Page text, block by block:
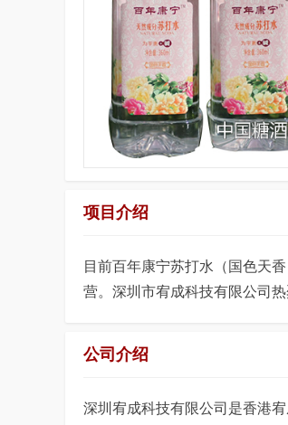
项目介绍
目前百年康宁苏打水（国色天
营。深圳市宥成科技有限公司
公司介绍
深圳宥成科技有限公司是香港